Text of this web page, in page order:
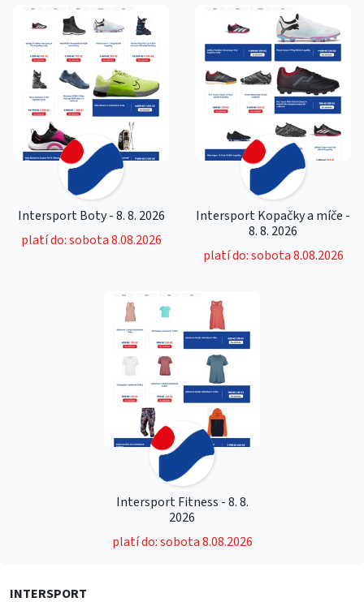
Intersport Boty - 8. 8. 2026
platí do: sobota 8.08.2026
Intersport Kopačky a míče -
8. 8. 2026
platí do: sobota 8.08.2026
Intersport Fitness - 8. 8.
2026
platí do: sobota 8.08.2026
INTERSPORT